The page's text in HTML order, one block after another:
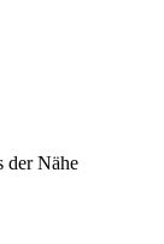
der Nähe